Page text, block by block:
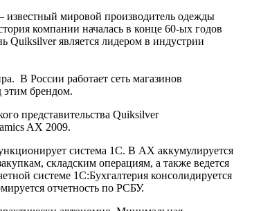
мировой производитель одежды
компании началась в конце 60-ых годов
Quiksilver является лидером в индустрии
В России работает сеть магазинов
брендом.
представительства Quiksilver
AX 2009.
система 1С. В АХ аккумулируется
складским операциям, а также ведется
системе 1С:Бухгалтерия консолидируется
отчетность по РСБУ.